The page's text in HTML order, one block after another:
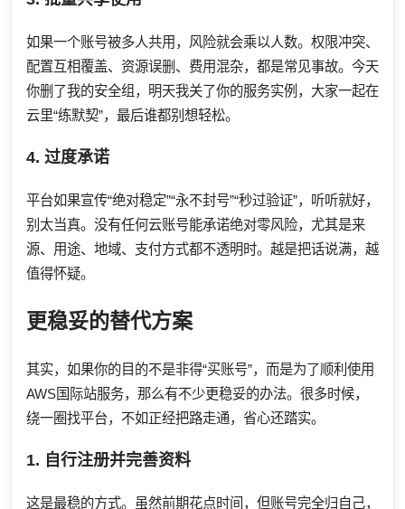
如果一个账号被多人共用，风险就会乘以人数。权限冲突、
配置互相覆盖、资源误删、费用混杂，都是常见事故。今天
你删了我的安全组，明天我关了你的服务实例，大家一起在
云里“练默契”，最后谁都别想轻松。
4. 过度承诺
平台如果宣传“绝对稳定”“永不封号”“秒过验证”，听听就好，
别太当真。没有任何云账号能承诺绝对零风险，尤其是来
源、用途、地域、支付方式都不透明时。越是把话说满，越
值得怀疑。
更稳妥的替代方案
其实，如果你的目的不是非得“买账号”，而是为了顺利使用
AWS国际站服务，那么有不少更稳妥的办法。很多时候，
绕一圈找平台，不如正经把路走通，省心还踏实。
1. 自行注册并完善资料
这是最稳的方式。虽然前期花点时间，但账号完全归自己，